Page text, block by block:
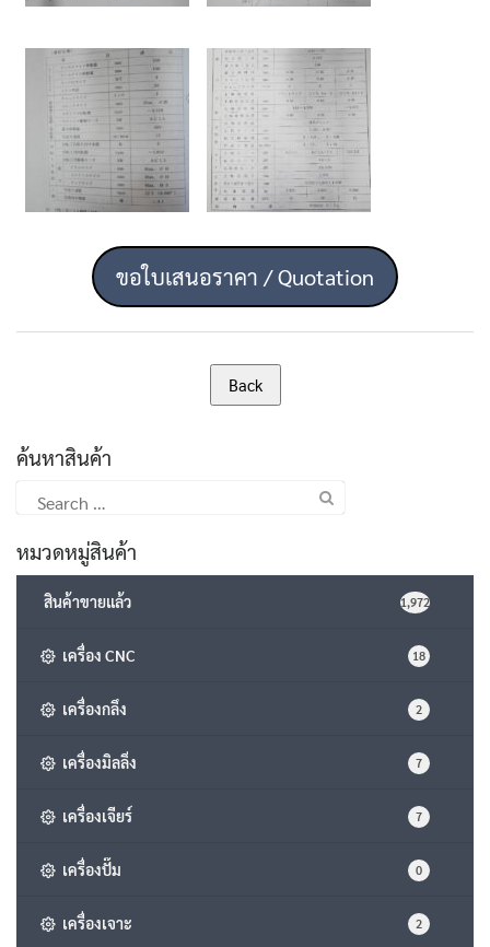
ขอใบเสนอราคา / Quotation
ค้นหาสินค้า
for:
หมวดหมู่สินค้า
สินค้าขายแล้ว 1,972
เครื่อง CNC 18
เครื่องกลึง 2
เครื่องมิลลิ่ง 7
เครื่องเจียร์ 7
เครื่องปั๊ม 0
เครื่องเจาะ 2